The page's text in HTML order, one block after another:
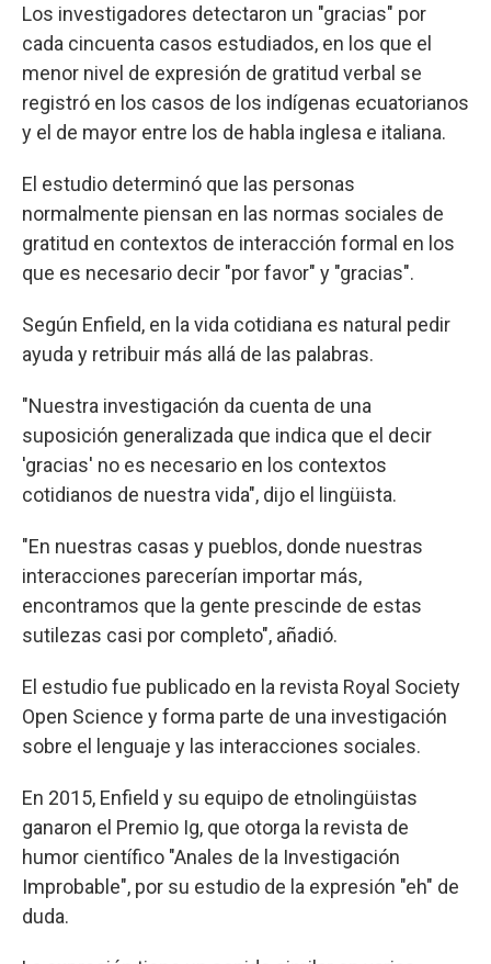
Los investigadores detectaron un "gracias" por
cada cincuenta casos estudiados, en los que el
menor nivel de expresión de gratitud verbal se
registró en los casos de los indígenas ecuatorianos
y el de mayor entre los de habla inglesa e italiana.
El estudio determinó que las personas
normalmente piensan en las normas sociales de
gratitud en contextos de interacción formal en los
que es necesario decir "por favor" y "gracias".
Según Enfield, en la vida cotidiana es natural pedir
ayuda y retribuir más allá de las palabras.
"Nuestra investigación da cuenta de una
suposición generalizada que indica que el decir
'gracias' no es necesario en los contextos
cotidianos de nuestra vida", dijo el lingüista.
"En nuestras casas y pueblos, donde nuestras
interacciones parecerían importar más,
encontramos que la gente prescinde de estas
sutilezas casi por completo", añadió.
El estudio fue publicado en la revista Royal Society
Open Science y forma parte de una investigación
sobre el lenguaje y las interacciones sociales.
En 2015, Enfield y su equipo de etnolingüistas
ganaron el Premio Ig, que otorga la revista de
humor científico "Anales de la Investigación
Improbable", por su estudio de la expresión "eh" de
duda.